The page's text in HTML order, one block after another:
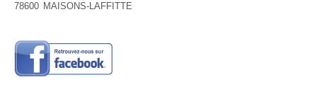
78600 MAISONS-LAFFITTE